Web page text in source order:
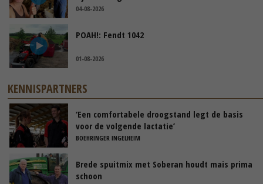
04-08-2026
POAH!: Fendt 1042
01-08-2026
KENNISPARTNERS
‘Een comfortabele droogstand legt de basis
voor de volgende lactatie’
BOEHRINGER INGELHEIM
Brede spuitmix met Soberan houdt mais prima
schoon